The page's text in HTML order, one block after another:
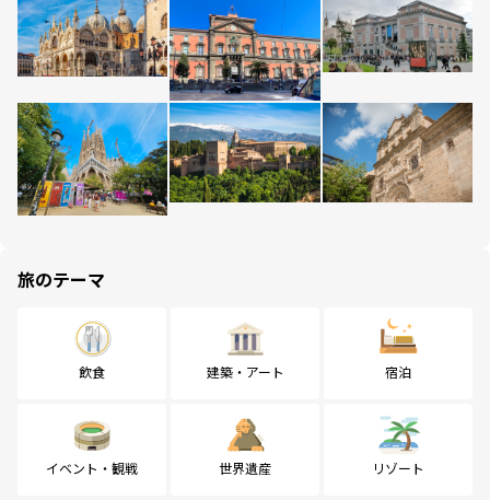
旅のテーマ
飲食 建築・アート 宿泊
イベント・観戦 世界遺産 リゾート